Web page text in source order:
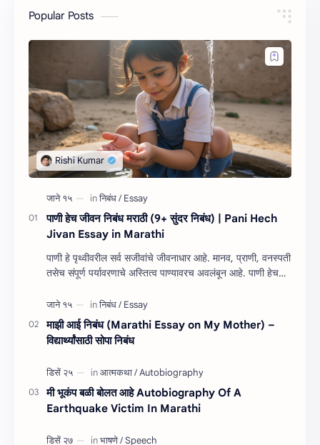
Popular Posts
पाणी हेच जीवन निबंध मराठी (9+ सुंदर निबंध) | Pani Hech
Jivan Essay in Marathi
पाणी हे पृथ्वीवरील सर्व सजीवांचे जीवनाधार आहे. मानव, प्राणी, वनस्पती
तसेच संपूर्ण पर्यावरणाचे अस्तित्व पाण्यावरच अवलंबून आहे. पाणी हेच
माझी आई निबंध (Marathi Essay on My Mother) –
विद्यार्थ्यांसाठी सोपा निबंध
मी भूकंप बळी बोलत आहे Autobiography Of A
Earthquake Victim In Marathi